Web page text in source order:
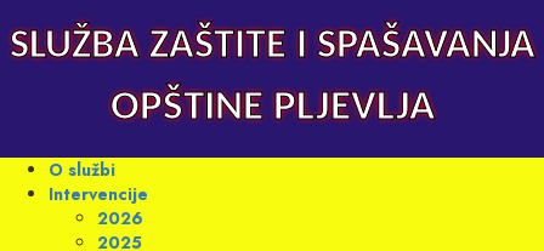
to
content
SLUŽBA ZAŠTITE I SPAŠAVANJA
OPŠTINE PLJEVLJA
Primary
Menu
O službi
Intervencije
2026
2025